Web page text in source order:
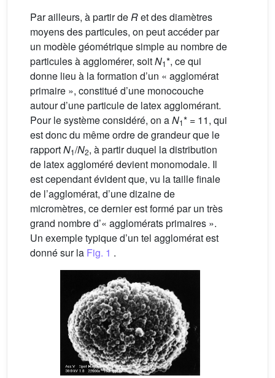
Par ailleurs, à partir deRet des diamètres
moyens des particules, on peut accéder par
un modèle géométrique simple au nombre de
particules à agglomérer, soitN1*, ce qui
donne lieu à la formation d’un « agglomérat
primaire », constitué d’une monocouche
autour d’une particule de latex agglomérant.
Pour le système considéré, on aN1* = 11, qui
est donc du même ordre de grandeur que le
rapportN1/N2, à partir duquel la distribution
de latex aggloméré devient monomodale. Il
est cependant évident que, vu la taille finale
de l’agglomérat, d’une dizaine de
micromètres, ce dernier est formé par un très
grand nombre d’« agglomérats primaires ».
Un exemple typique d’un tel agglomérat est
donné sur la Fig. 1 .